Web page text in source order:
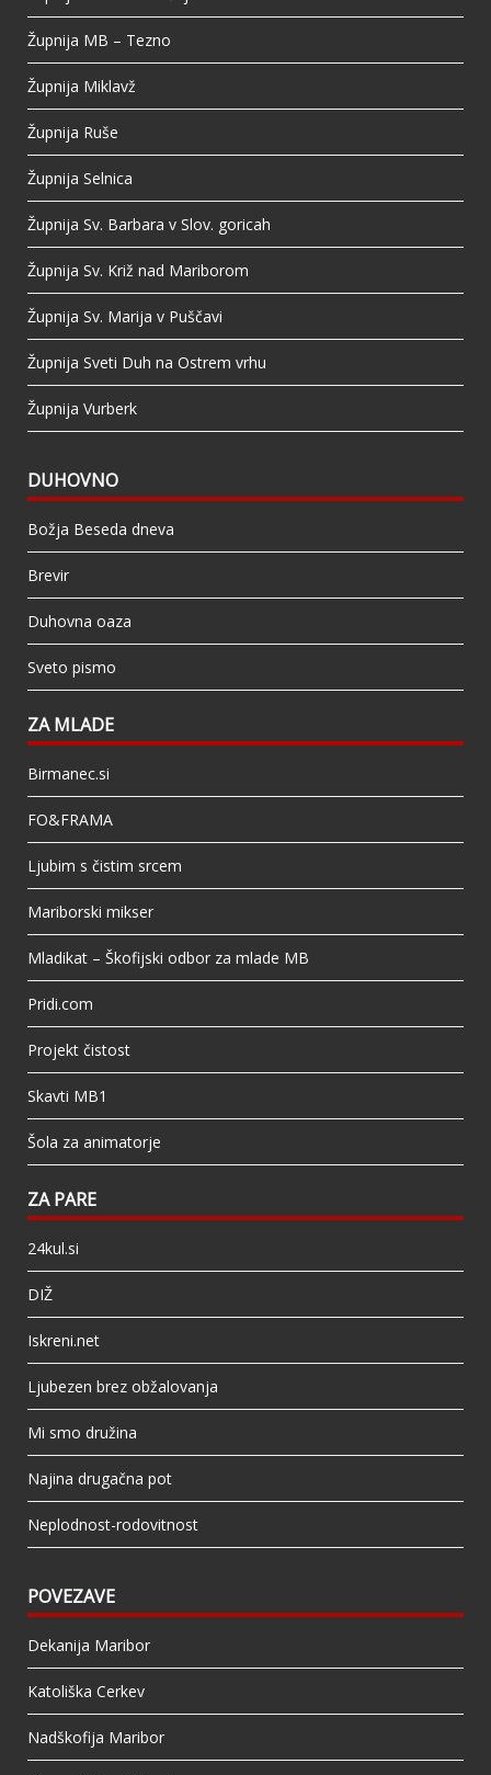
Župnija MB – Tezno
Župnija Miklavž
Župnija Ruše
Župnija Selnica
Župnija Sv. Barbara v Slov. goricah
Župnija Sv. Križ nad Mariborom
Župnija Sv. Marija v Puščavi
Župnija Sveti Duh na Ostrem vrhu
Župnija Vurberk
DUHOVNO
Božja Beseda dneva
Brevir
Duhovna oaza
Sveto pismo
ZA MLADE
Birmanec.si
FO&FRAMA
Ljubim s čistim srcem
Mariborski mikser
Mladikat – Škofijski odbor za mlade MB
Pridi.com
Projekt čistost
Skavti MB1
Šola za animatorje
ZA PARE
24kul.si
DIŽ
Iskreni.net
Ljubezen brez obžalovanja
Mi smo družina
Najina drugačna pot
Neplodnost-rodovitnost
POVEZAVE
Dekanija Maribor
Katoliška Cerkev
Nadškofija Maribor